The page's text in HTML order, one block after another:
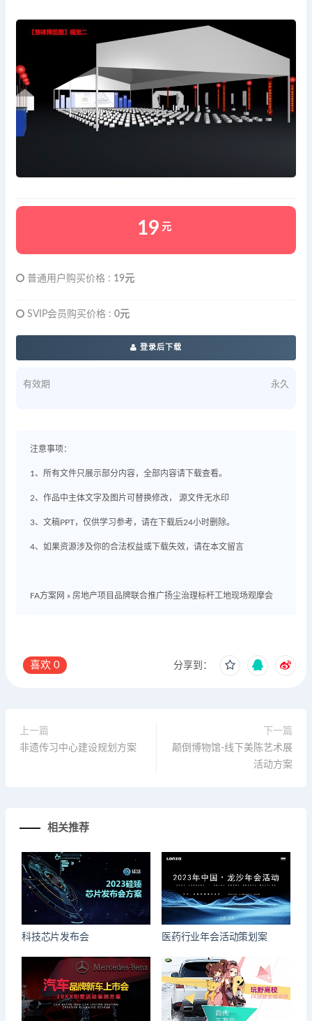
19 元
普通用户购买价格 : 19元
SVIP会员购买价格 : 0元
登录后下载
有效期 永久
注意事项：
1、所有文件只展示部分内容，全部内容请下载查看。
2、作品中主体文字及图片可替换修改， 源文件无水印
3、文稿PPT，仅供学习参考，请在下载后24小时删除。
4、如果资源涉及你的合法权益或下载失效，请在本文留言
FA方案网 » 房地产项目品牌联合推广扬尘治理标杆工地现场观摩会
喜欢 0 分享到：
上一篇
非遗传习中心建设规划方案
下一篇
颠倒博物馆-线下美陈艺术展
活动方案
相关推荐
科技芯片发布会 医药行业年会活动策划案